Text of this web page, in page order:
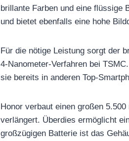
brillante Farben und eine flüssige
und bietet ebenfalls eine hohe
Für die nötige Leistung sorgt der
4-Nanometer-Verfahren bei
sie bereits in anderen Top-
Honor verbaut einen großen
verlängert. Überdies ermöglicht
großzügigen Batterie ist das